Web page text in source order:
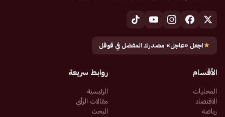
★اجعل «عاجل» مصدرك المفضل في قوقل
الأقسام
المحليات
الاقتصاد
رياضة
روابط سريعة
الرئيسية
مقالات الرأي
البحث